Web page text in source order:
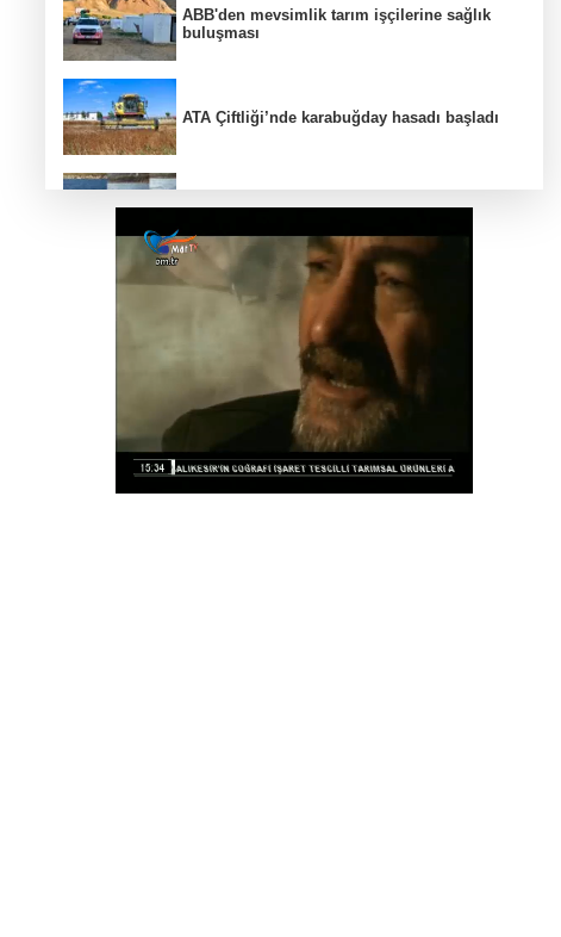
ABB'den mevsimlik tarım işçilerine sağlık
buluşması
ATA Çiftliği’nde karabuğday hasadı başladı
Bodrum’da Ferrari’li deniz keyfi!
Nilüfer’de Kent Rehberi ve İmar Durumu
Sorgulama yenilendi
ATA Çiftliği Yoncaları Atatürk Parkı'na ulaştı
Kayseri Uluslarası Kültepe Toplantısı bilim
insanlarını buluşturdu